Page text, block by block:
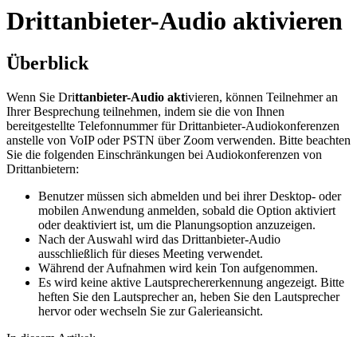
Drittanbieter-Audio aktivieren
Überblick
Wenn Sie Drittanbieter-Audio aktivieren, können Teilnehmer an
Ihrer Besprechung teilnehmen, indem sie die von Ihnen
bereitgestellte Telefonnummer für Drittanbieter-Audiokonferenzen
anstelle von VoIP oder PSTN über Zoom verwenden. Bitte beachten
Sie die folgenden Einschränkungen bei Audiokonferenzen von
Drittanbietern:
Benutzer müssen sich abmelden und bei ihrer Desktop- oder
mobilen Anwendung anmelden, sobald die Option aktiviert
oder deaktiviert ist, um die Planungsoption anzuzeigen.
Nach der Auswahl wird das Drittanbieter-Audio
ausschließlich für dieses Meeting verwendet.
Während der Aufnahmen wird kein Ton aufgenommen.
Es wird keine aktive Lautsprechererkennung angezeigt. Bitte
heften Sie den Lautsprecher an, heben Sie den Lautsprecher
hervor oder wechseln Sie zur Galerieansicht.